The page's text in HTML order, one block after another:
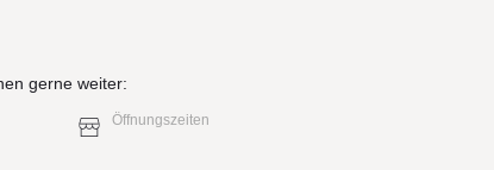
gerne weiter:
Öffnungszeiten